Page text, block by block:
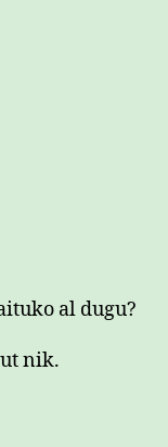
al dugu?
nik.